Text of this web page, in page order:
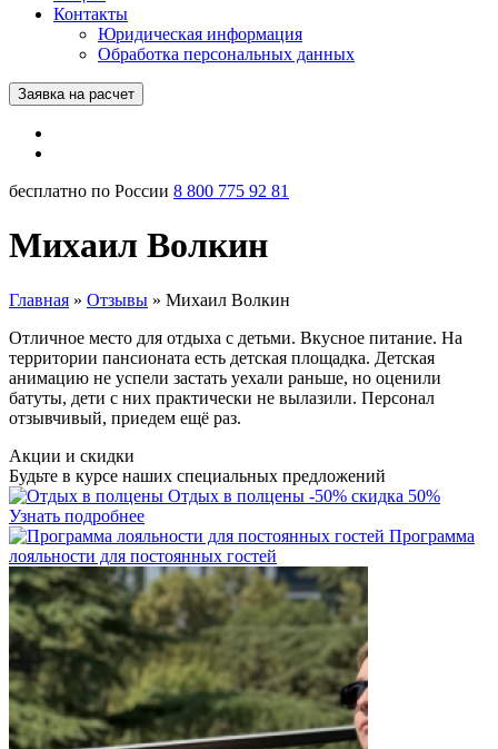
Контакты
Юридическая информация
Обработка персональных данных
Заявка на расчет
бесплатно по России 8 800 775 92 81
Михаил Волкин
Главная » Отзывы » Михаил Волкин
Отличное место для отдыха с детьми. Вкусное питание. На
территории пансионата есть детская площадка. Детская
анимацию не успели застать уехали раньше, но оценили
батуты, дети с них практически не вылазили. Персонал
отзывчивый, приедем ещё раз.
Акции и скидки
Будьте в курсе наших специальных предложений
Отдых в полцены -50% скидка 50%
Узнать подробнее
Программа
лояльности для постоянных гостей